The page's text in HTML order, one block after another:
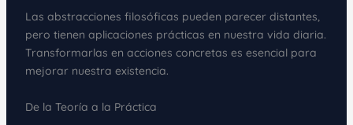
Las abstracciones filosóficas pueden parecer distantes,
pero tienen aplicaciones prácticas en nuestra vida diaria.
Transformarlas en acciones concretas es esencial para
mejorar nuestra existencia.
De la Teoría a la Práctica